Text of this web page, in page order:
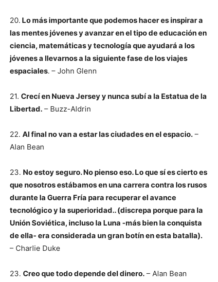
20. Lo más importante que podemos hacer es inspirar a
las mentes jóvenes y avanzar en el tipo de educación en
ciencia, matemáticas y tecnología que ayudará a los
jóvenes a llevarnos a la siguiente fase de los viajes
espaciales. – John Glenn
21. Crecí en Nueva Jersey y nunca subí a la Estatua de la
Libertad. – Buzz-Aldrin
22. Al final no van a estar las ciudades en el espacio. –
Alan Bean
23. No estoy seguro. No pienso eso. Lo que sí es cierto es
que nosotros estábamos en una carrera contra los rusos
durante la Guerra Fría para recuperar el avance
tecnológico y la superioridad.. (discrepa porque para la
Unión Soviética, incluso la Luna -más bien la conquista
de ella- era considerada un gran botín en esta batalla).
– Charlie Duke
23. Creo que todo depende del dinero. – Alan Bean